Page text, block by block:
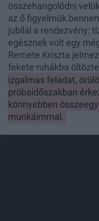
összehangolódni
az ő figyelmük
jubilál a rendezvény:
egésznek volt egy
Remete Kriszta
fekete ruhákba
izgalmas feladat,
próbaidőszakban
könnyebben
munkáimmal.